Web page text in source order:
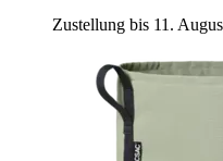
Zustellung bis 11.